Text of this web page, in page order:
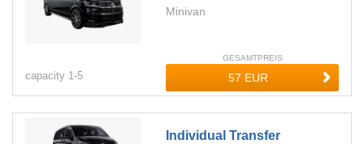
Minivan
capacity 1-5
GESAMTPREIS
Individual Transfer